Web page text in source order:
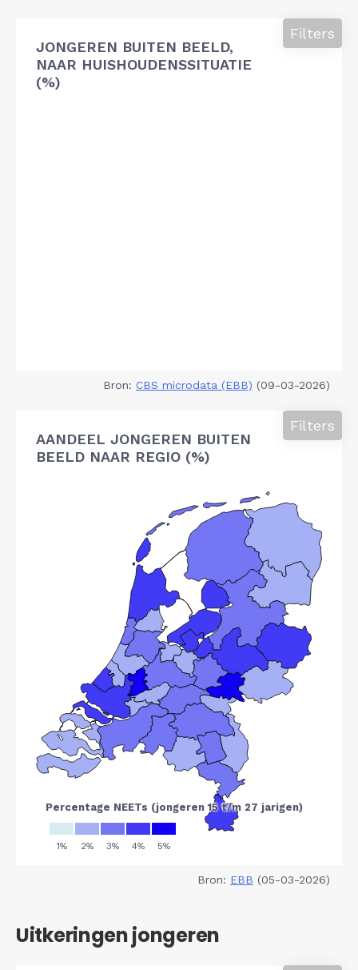
JONGEREN BUITEN BEELD,
NAAR HUISHOUDENSSITUATIE
(%)
Filters
Bron: CBS microdata (EBB) (09-03-2026)
AANDEEL JONGEREN BUITEN
BEELD NAAR REGIO (%)
Filters
Bron: EBB (05-03-2026)
Uitkeringen jongeren